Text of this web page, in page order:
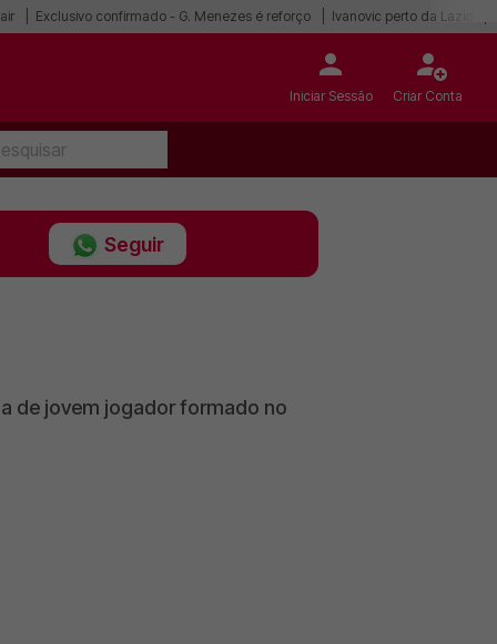
Exclusivo confirmado - G. Menezes é reforço Ivanovic perto da Lazio
Iniciar Sessão Criar Conta
Seguir
de jovem jogador formado no